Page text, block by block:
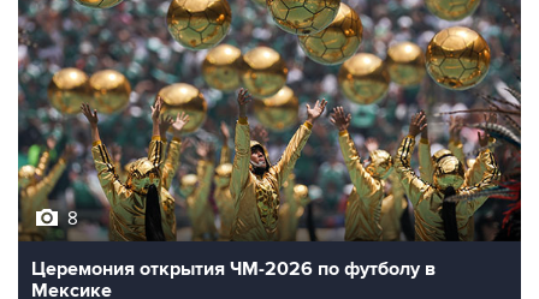
8
Церемония открытия ЧМ-2026 по футболу в
Мексике